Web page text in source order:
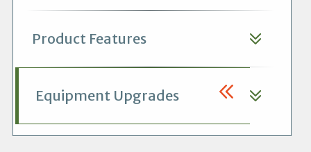
Product Features
Equipment Upgrades